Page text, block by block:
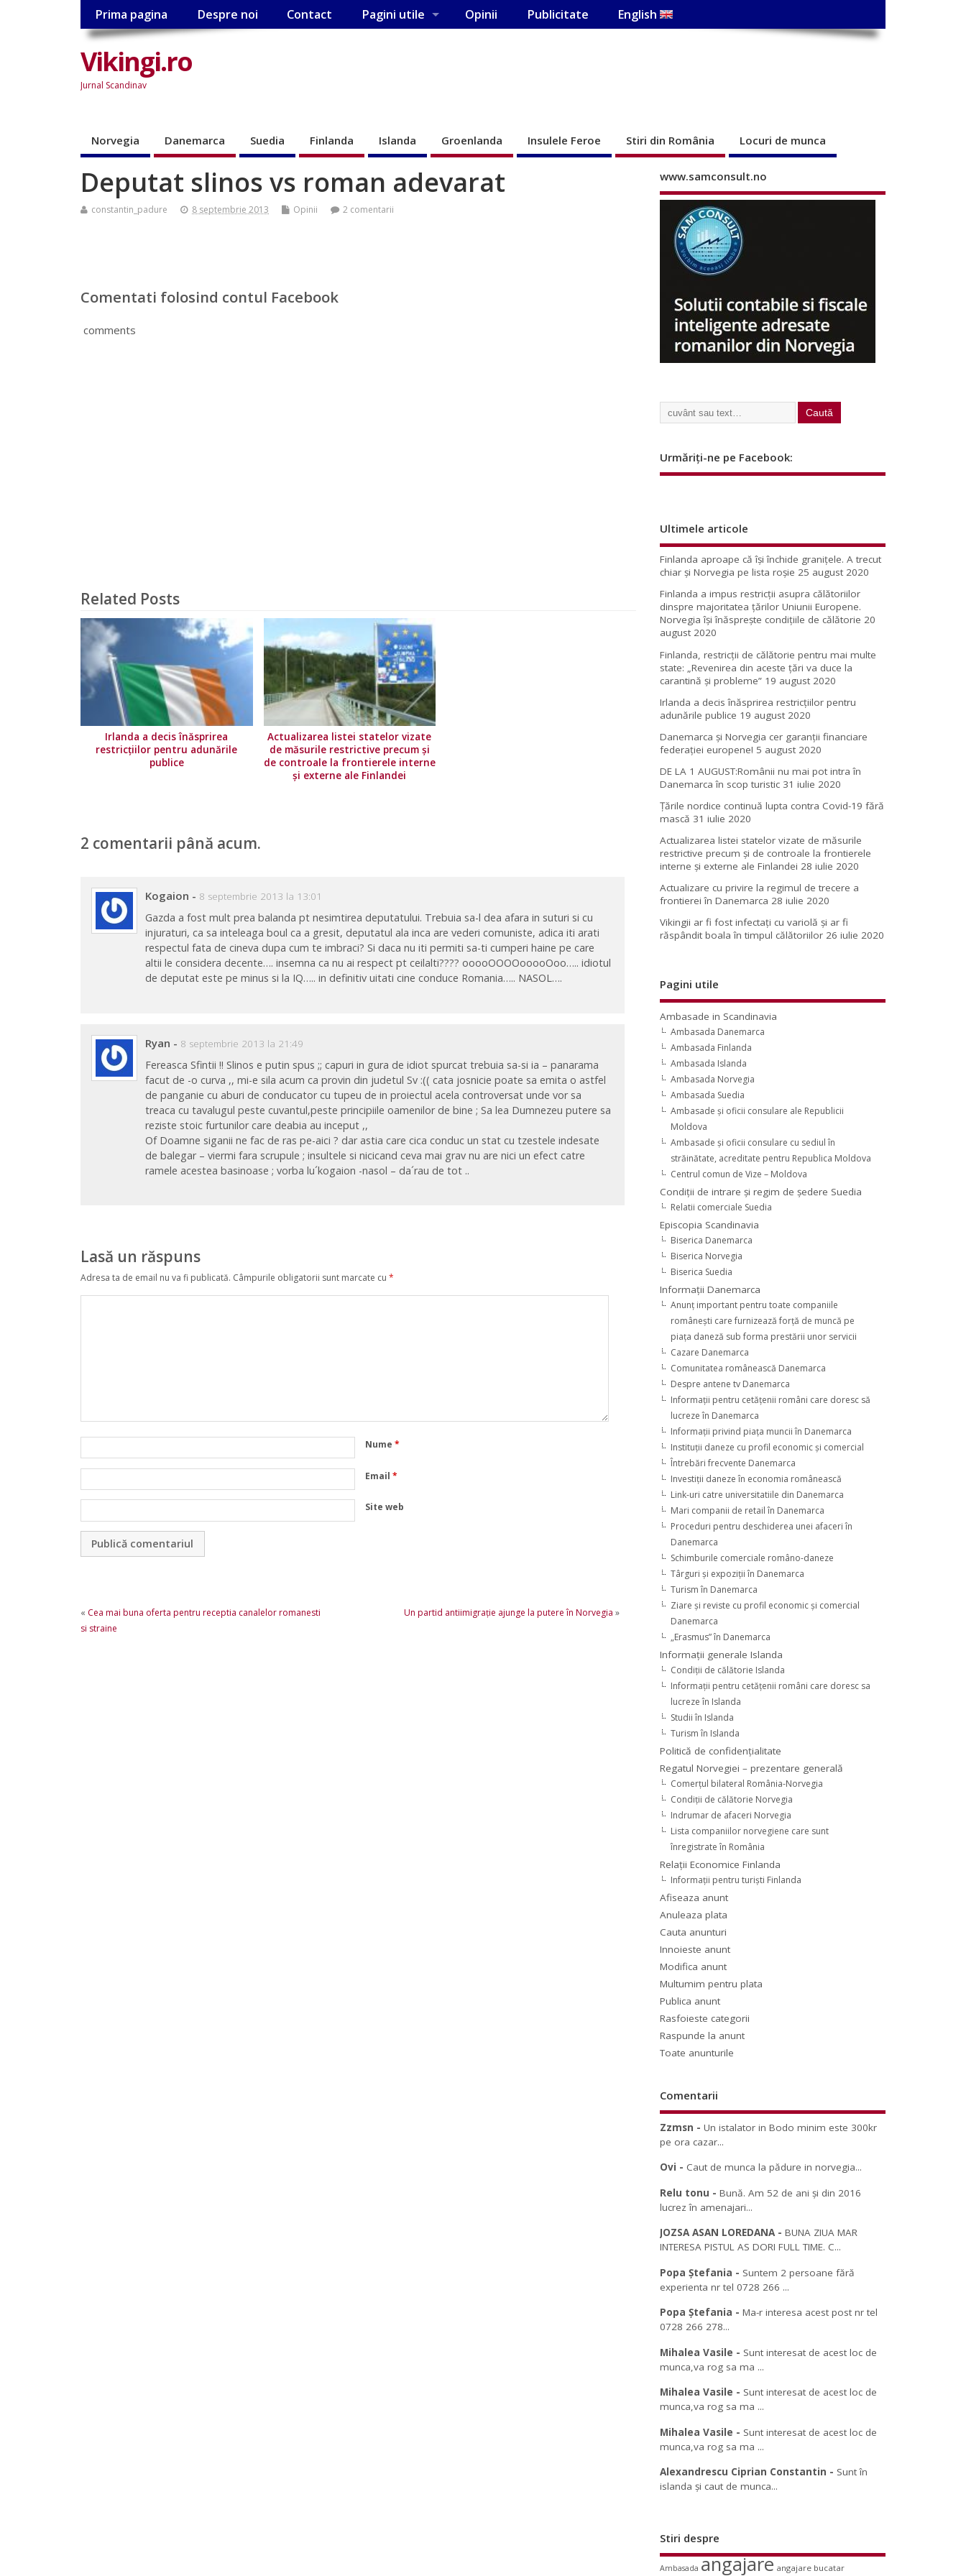
Prima pagina Despre noi Contact Pagini utile Opinii Publicitate English
Vikingi.ro
Jurnal Scandinav
Norvegia Danemarca Suedia Finlanda Islanda Groenlanda Insulele Feroe Stiri din România Locuri de munca
Deputat slinos vs roman adevarat
constantin_padure 8 septembrie 2013 Opinii 2 comentarii
Comentati folosind contul Facebook
comments
Related Posts
Irlanda a decis înăsprirea
restricțiilor pentru adunările
publice
Actualizarea listei statelor vizate
de măsurile restrictive precum și
de controale la frontierele interne
și externe ale Finlandei
2 comentarii până acum.
Kogaion - 8 septembrie 2013 la 13:01
Gazda a fost mult prea balanda pt nesimtirea deputatului. Trebuia sa-l dea afara in suturi si cu
injuraturi, ca sa inteleaga boul ca a gresit, deputatul ala inca are vederi comuniste, adica iti arati
respectul fata de cineva dupa cum te imbraci? Si daca nu iti permiti sa-ti cumperi haine pe care
altii le considera decente…. insemna ca nu ai respect pt ceilalti???? ooooOOOOooooOoo….. idiotul
de deputat este pe minus si la IQ….. in definitiv uitati cine conduce Romania….. NASOL….
Ryan - 8 septembrie 2013 la 21:49
Fereasca Sfintii !! Slinos e putin spus ;; capuri in gura de idiot spurcat trebuia sa-si ia – panarama
facut de -o curva ,, mi-e sila acum ca provin din judetul Sv :(( cata josnicie poate sa emita o astfel
de panganie cu aburi de conducator cu tupeu de in proiectul acela controversat unde vor sa
treaca cu tavalugul peste cuvantul,peste principiile oamenilor de bine ; Sa lea Dumnezeu putere sa
reziste stoic furtunilor care deabia au inceput ,,
Of Doamne siganii ne fac de ras pe-aici ? dar astia care cica conduc un stat cu tzestele indesate
de balegar – viermi fara scrupule ; insultele si nicicand ceva mai grav nu are nici un efect catre
ramele acestea basinoase ; vorba lu´kogaion -nasol – da´rau de tot ..
Lasă un răspuns
Adresa ta de email nu va fi publicată. Câmpurile obligatorii sunt marcate cu *
Nume *
Email *
Site web
« Cea mai buna oferta pentru receptia canalelor romanesti
si straine
Un partid antiimigrație ajunge la putere în Norvegia »
www.samconsult.no
Urmăriți-ne pe Facebook:
Ultimele articole
Finlanda aproape că își închide granițele. A trecut
chiar și Norvegia pe lista roșie 25 august 2020
Finlanda a impus restricţii asupra călătoriilor
dinspre majoritatea ţărilor Uniunii Europene.
Norvegia își înăsprește condițiile de călătorie 20
august 2020
Finlanda, restricţii de călătorie pentru mai multe
state: „Revenirea din aceste ţări va duce la
carantină şi probleme” 19 august 2020
Irlanda a decis înăsprirea restricțiilor pentru
adunările publice 19 august 2020
Danemarca și Norvegia cer garanții financiare
federației europene! 5 august 2020
DE LA 1 AUGUST:Românii nu mai pot intra în
Danemarca în scop turistic 31 iulie 2020
Țările nordice continuă lupta contra Covid-19 fără
mască 31 iulie 2020
Actualizarea listei statelor vizate de măsurile
restrictive precum și de controale la frontierele
interne și externe ale Finlandei 28 iulie 2020
Actualizare cu privire la regimul de trecere a
frontierei în Danemarca 28 iulie 2020
Vikingii ar fi fost infectaţi cu variolă şi ar fi
răspândit boala în timpul călătoriilor 26 iulie 2020
Pagini utile
Ambasade in Scandinavia
Ambasada Danemarca
Ambasada Finlanda
Ambasada Islanda
Ambasada Norvegia
Ambasada Suedia
Ambasade şi oficii consulare ale Republicii
Moldova
Ambasade şi oficii consulare cu sediul în
străinătate, acreditate pentru Republica Moldova
Centrul comun de Vize – Moldova
Condiţii de intrare şi regim de şedere Suedia
Relatii comerciale Suedia
Episcopia Scandinavia
Biserica Danemarca
Biserica Norvegia
Biserica Suedia
Informaţii Danemarca
Anunţ important pentru toate companiile
româneşti care furnizează forţă de muncă pe
piaţa daneză sub forma prestării unor servicii
Cazare Danemarca
Comunitatea românească Danemarca
Despre antene tv Danemarca
Informaţii pentru cetăţenii români care doresc să
lucreze în Danemarca
Informaţii privind piaţa muncii în Danemarca
Instituţii daneze cu profil economic şi comercial
Întrebări frecvente Danemarca
Investiţii daneze în economia românească
Link-uri catre universitatiile din Danemarca
Mari companii de retail în Danemarca
Proceduri pentru deschiderea unei afaceri în
Danemarca
Schimburile comerciale româno-daneze
Târguri şi expoziţii în Danemarca
Turism în Danemarca
Ziare şi reviste cu profil economic şi comercial
Danemarca
„Erasmus” în Danemarca
Informaţii generale Islanda
Condiţii de călătorie Islanda
Informaţii pentru cetăţenii români care doresc sa
lucreze în Islanda
Studii în Islanda
Turism în Islanda
Politică de confidențialitate
Regatul Norvegiei – prezentare generală
Comerţul bilateral România-Norvegia
Condiții de călătorie Norvegia
Indrumar de afaceri Norvegia
Lista companiilor norvegiene care sunt
înregistrate în România
Relaţii Economice Finlanda
Informaţii pentru turişti Finlanda
Afiseaza anunt
Anuleaza plata
Cauta anunturi
Innoieste anunt
Modifica anunt
Multumim pentru plata
Publica anunt
Rasfoieste categorii
Raspunde la anunt
Toate anunturile
Comentarii
Zzmsn -Un istalator in Bodo minim este 300kr
pe ora cazar...
Ovi - Caut de munca la pădure in norvegia...
Relu tonu -Bună. Am 52 de ani și din 2016
lucrez în amenajari...
JOZSA ASAN LOREDANA-BUNA ZIUA MAR
INTERESA PISTUL AS DORI FULL TIME. C...
Popa Ștefania - Suntem 2 persoane fără
experienta nr tel 0728 266 ...
Popa Ștefania -Ma-r interesa acest post nr tel
0728 266 278...
Mihalea Vasile - Sunt interesat de acest loc de
munca,va rog sa ma ...
Mihalea Vasile - Sunt interesat de acest loc de
munca,va rog sa ma ...
Mihalea Vasile - Sunt interesat de acest loc de
munca,va rog sa ma ...
Alexandrescu Ciprian Constantin - Sunt în
islanda și caut de munca...
Stiri despre
Ambasada angajare angajare bucatar